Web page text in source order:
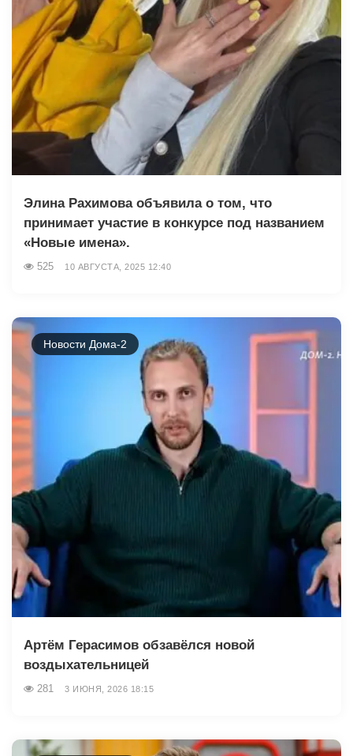
Элина Рахимова объявила о том, что
принимает участие в конкурсе под названием
«Новые имена».
525 10 АВГУСТА, 2025 12:40
Новости Дома-2
Артём Герасимов обзавёлся новой
воздыхательницей
281 3 ИЮНЯ, 2026 18:15